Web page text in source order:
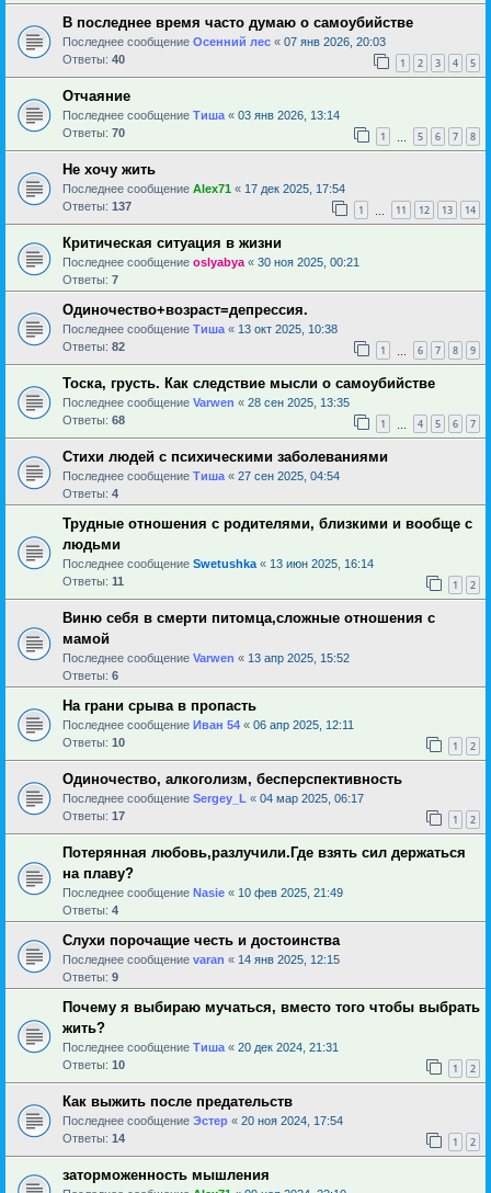
В последнее время часто думаю о самоубийстве
Последнее сообщение Осенний лес « 07 янв 2026, 20:03
Ответы: 40 1 2 3 4 5
Отчаяние
Последнее сообщение Тиша « 03 янв 2026, 13:14
Ответы: 70 1 5 6 7 8
Не хочу жить
Последнее сообщение Alex71 « 17 дек 2025, 17:54
Ответы: 137 1 11 12 13 14
Критическая ситуация в жизни
Последнее сообщение oslyabya « 30 ноя 2025, 00:21
Ответы: 7
Одиночество+возраст=депрессия.
Последнее сообщение Тиша « 13 окт 2025, 10:38
Ответы: 82 1 6 7 8 9
Тоска, грусть. Как следствие мысли о самоубийстве
Последнее сообщение Varwen « 28 сен 2025, 13:35
Ответы: 68 1 4 5 6 7
Стихи людей с психическими заболеваниями
Последнее сообщение Тиша « 27 сен 2025, 04:54
Ответы: 4
Трудные отношения с родителями, близкими и вообще с
людьми
Последнее сообщение Swetushka « 13 июн 2025, 16:14
Ответы: 11 1 2
Виню себя в смерти питомца,сложные отношения с
мамой
Последнее сообщение Varwen « 13 апр 2025, 15:52
Ответы: 6
На грани срыва в пропасть
Последнее сообщение Иван 54 « 06 апр 2025, 12:11
Ответы: 10 1 2
Одиночество, алкоголизм, бесперспективность
Последнее сообщение Sergey_L « 04 мар 2025, 06:17
Ответы: 17 1 2
Потерянная любовь,разлучили.Где взять сил держаться
на плаву?
Последнее сообщение Nasie « 10 фев 2025, 21:49
Ответы: 4
Слухи порочащие честь и достоинства
Последнее сообщение varan « 14 янв 2025, 12:15
Ответы: 9
Почему я выбираю мучаться, вместо того чтобы выбрать
жить?
Последнее сообщение Тиша « 20 дек 2024, 21:31
Ответы: 10 1 2
Как выжить после предательств
Последнее сообщение Эстер « 20 ноя 2024, 17:54
Ответы: 14 1 2
заторможенность мышления